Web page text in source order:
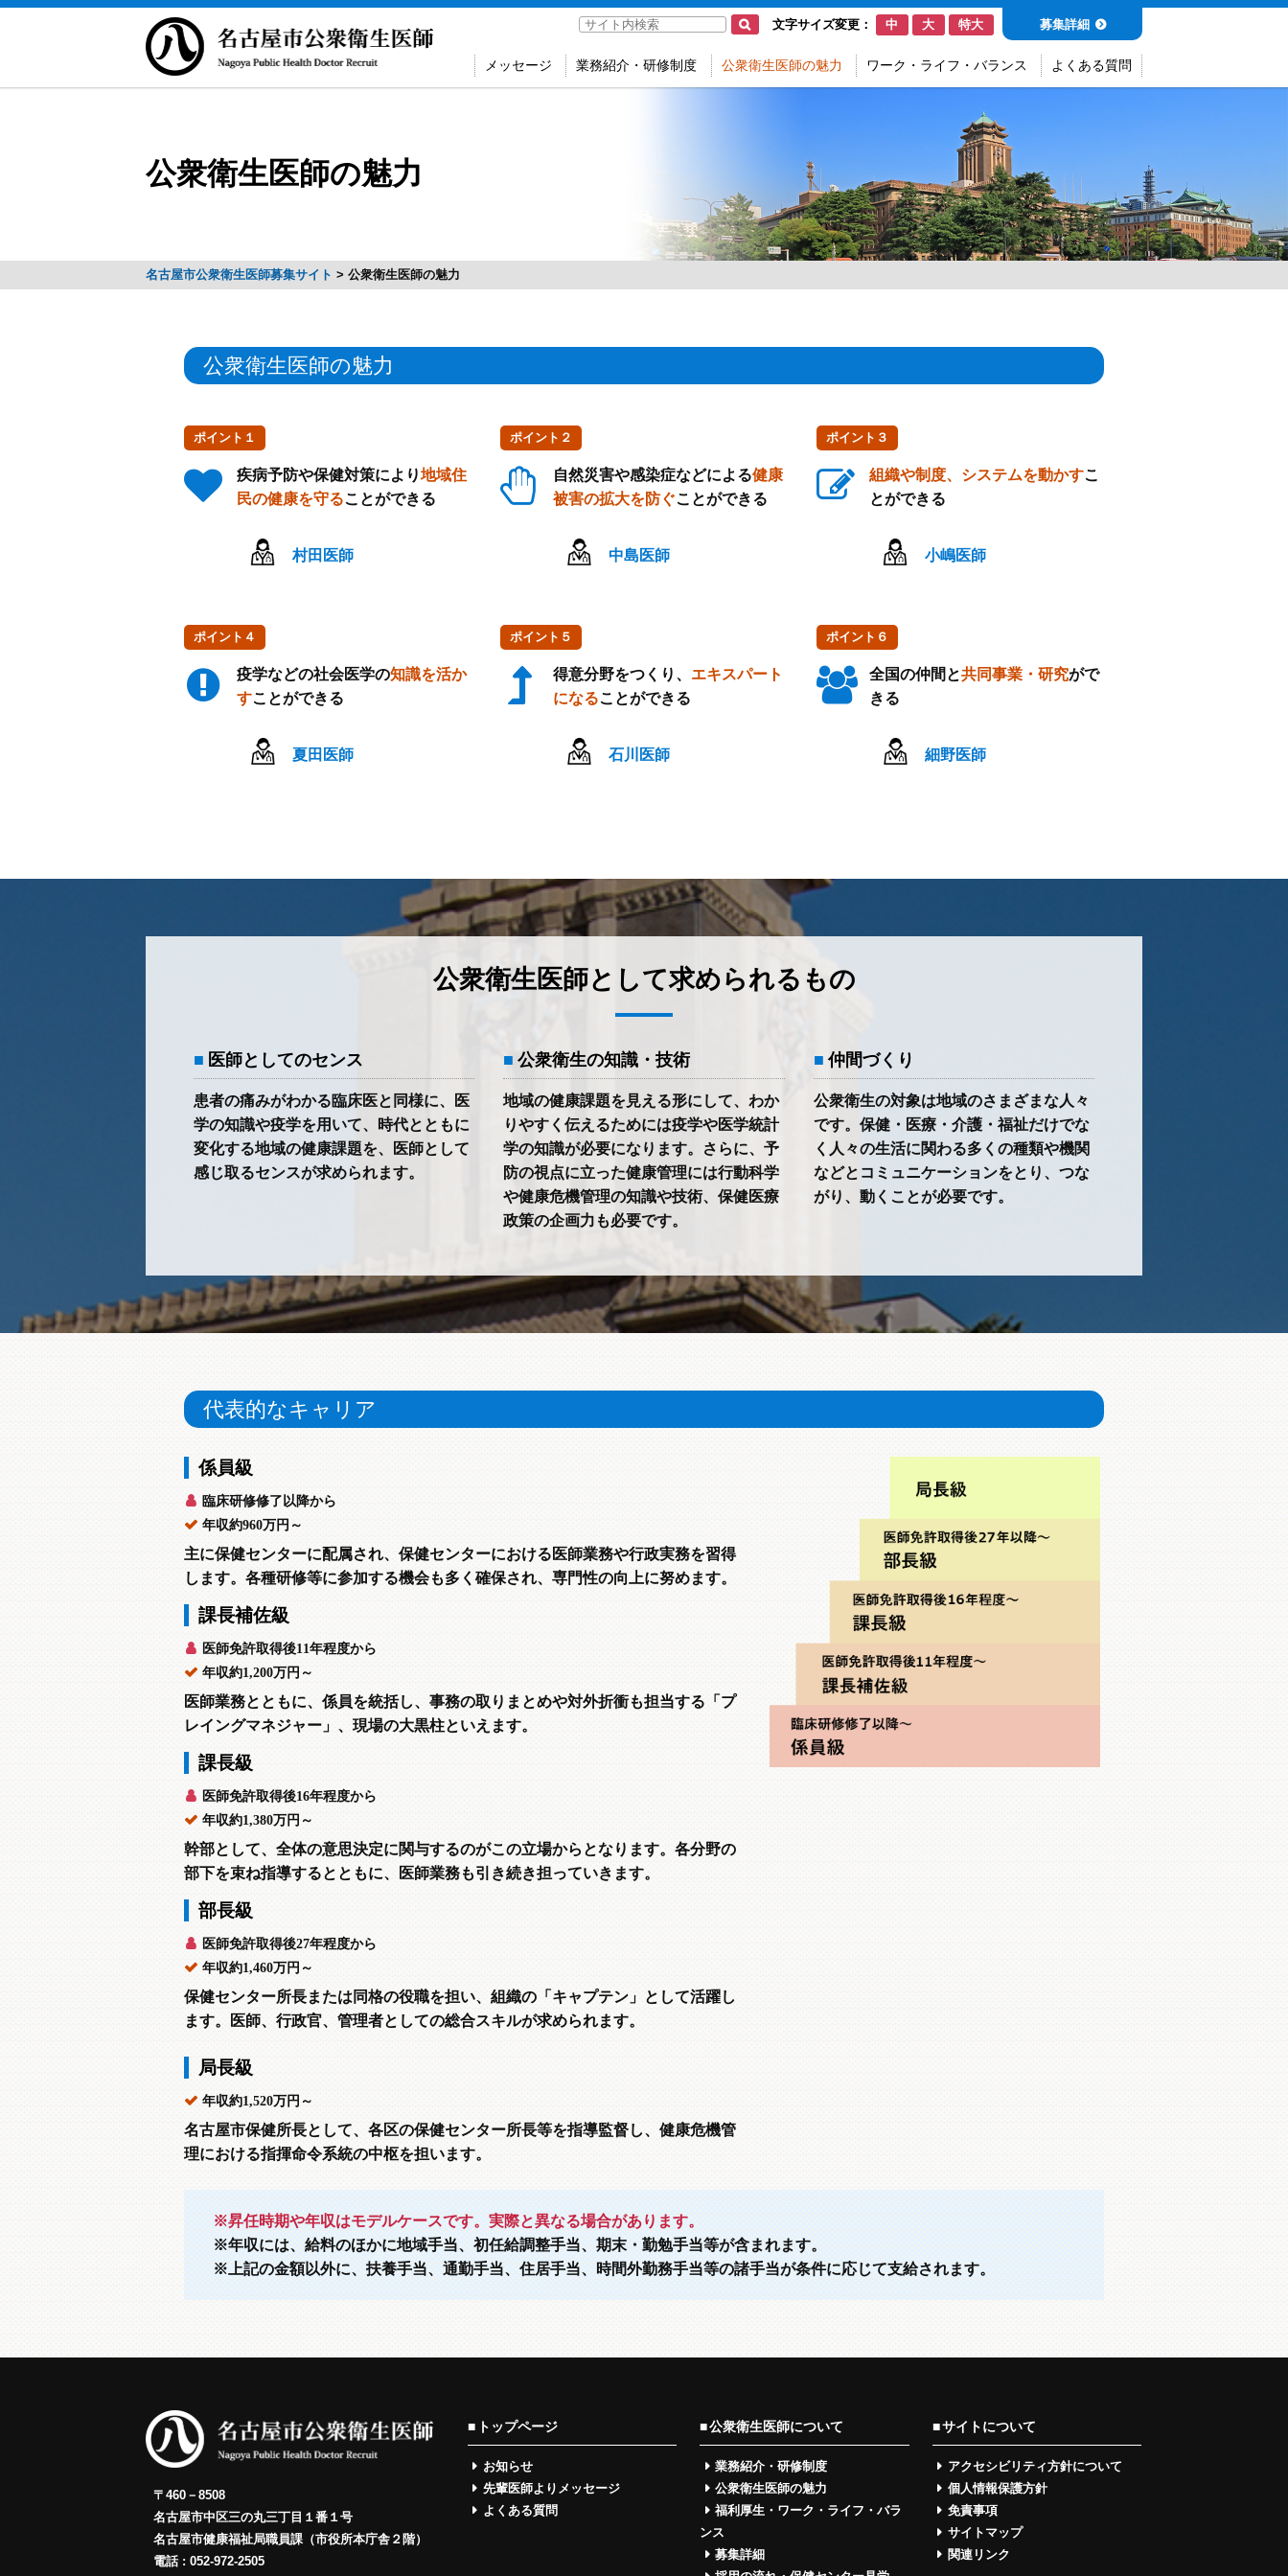
文字サイズ変更： 中 大 特大 募集詳細
メッセージ 業務紹介・研修制度 公衆衛生医師の魅力 ワーク・ライフ・バランス よくある質問
公衆衛生医師の魅力
名古屋市公衆衛生医師募集サイト > 公衆衛生医師の魅力
公衆衛生医師の魅力
ポイント１
疾病予防や保健対策により地域住
民の健康を守ることができる
村田医師
ポイント２
自然災害や感染症などによる健康
被害の拡大を防ぐことができる
中島医師
ポイント３
組織や制度、システムを動かすこ
とができる
小嶋医師
ポイント４
疫学などの社会医学の知識を活か
すことができる
夏田医師
ポイント５
得意分野をつくり、 エキスパート
になることができる
石川医師
ポイント６
全国の仲間と共同事業・研究がで
きる
細野医師
公衆衛生医師として求められるもの
医師としてのセンス
患者の痛みがわかる臨床医と同様に、医
学の知識や疫学を用いて、時代とともに
変化する地域の健康課題を、医師として
感じ取るセンスが求められます。
公衆衛生の知識・技術
地域の健康課題を見える形にして、わか
りやすく伝えるためには疫学や医学統計
学の知識が必要になります。さらに、予
防の視点に立った健康管理には行動科学
や健康危機管理の知識や技術、保健医療
政策の企画力も必要です。
仲間づくり
公衆衛生の対象は地域のさまざまな人々
です。保健・医療・介護・福祉だけでな
く人々の生活に関わる多くの種類や機関
などとコミュニケーションをとり、つな
がり、動くことが必要です。
代表的なキャリア
係員級
臨床研修修了以降から
年収約960万円～
主に保健センターに配属され、保健センターにおける医師業務や行政実務を習得
します。各種研修等に参加する機会も多く確保され、専門性の向上に努めます。
課長補佐級
医師免許取得後11年程度から
年収約1,200万円～
医師業務とともに、係員を統括し、事務の取りまとめや対外折衝も担当する「プ
レイングマネジャー」、現場の大黒柱といえます。
課長級
医師免許取得後16年程度から
年収約1,380万円～
幹部として、全体の意思決定に関与するのがこの立場からとなります。各分野の
部下を束ね指導するとともに、医師業務も引き続き担っていきます。
部長級
医師免許取得後27年程度から
年収約1,460万円～
保健センター所長または同格の役職を担い、組織の「キャプテン」として活躍し
ます。医師、行政官、管理者としての総合スキルが求められます。
局長級
年収約1,520万円～
名古屋市保健所長として、各区の保健センター所長等を指導監督し、健康危機管
理における指揮命令系統の中枢を担います。
※昇任時期や年収はモデルケースです。実際と異なる場合があります。
※年収には、給料のほかに地域手当、初任給調整手当、期末・勤勉手当等が含まれます。
※上記の金額以外に、扶養手当、通勤手当、住居手当、時間外勤務手当等の諸手当が条件に応じて支給されます。
〒460－8508
名古屋市中区三の丸三丁目１番１号
名古屋市健康福祉局職員課（市役所本庁舎２階）
電話 : 052-972-2505
トップページ
お知らせ
先輩医師よりメッセージ
よくある質問
公衆衛生医師について
業務紹介・研修制度
公衆衛生医師の魅力
福利厚生・ワーク・ライフ・バラ
ンス
募集詳細
サイトについて
アクセシビリティ方針について
個人情報保護方針
免責事項
サイトマップ
関連リンク